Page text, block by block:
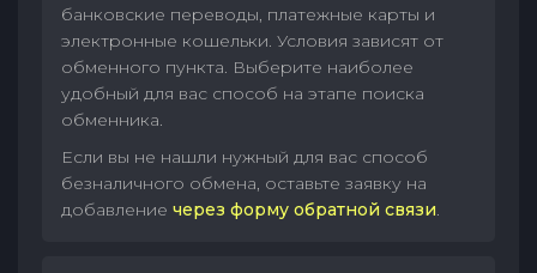
банковские переводы, платежные карты и
электронные кошельки. Условия зависят от
обменного пункта. Выберите наиболее
удобный для вас способ на этапе поиска
обменника.
Если вы не нашли нужный для вас способ
безналичного обмена, оставьте заявку на
добавление через форму обратной связи.